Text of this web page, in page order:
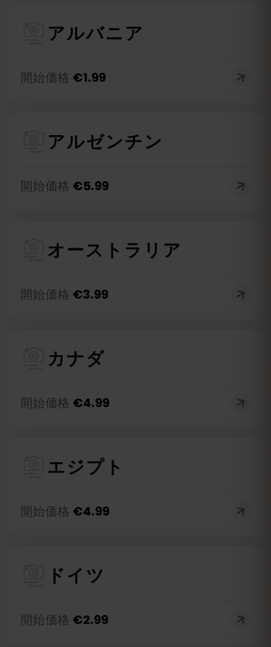
アルバニア
開始価格 €1.99
アルゼンチン
開始価格 €5.99
オーストラリア
開始価格 €3.99
カナダ
開始価格 €4.99
エジプト
開始価格 €4.99
ドイツ
開始価格 €2.99